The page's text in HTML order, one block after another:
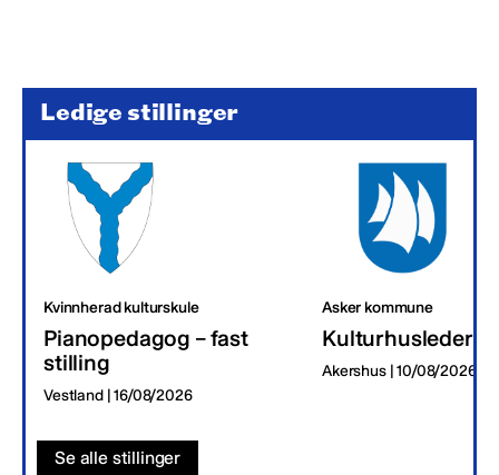
Ledige stillinger
Kvinnherad kulturskule
Pianopedagog – fast
stilling
Vestland | 16/08/2026
Asker kommune
Kulturhusleder
Akershus | 10/08/2026
Se alle stillinger